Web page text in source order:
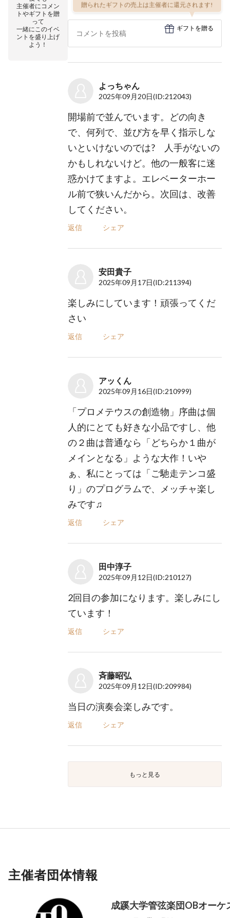
主催者にコメン
トやギフトを贈
って
一緒にこのイベ
ントを盛り上げ
よう！
贈られたギフトの売上は主催者に還元されます!
ギフトを贈る
よっちゃん
2025年09月20日(ID:212043)
開場前で並んでいます。どの向き
で、何列で、並び方を早く指示しな
いといけないのでは? 人手がないの
かもしれないけど。他の一般客に迷
惑かけてますよ。エレベーターホー
ル前で狭いんだから。次回は、改善
してください。
返信 シェア
安田貴子
2025年09月17日(ID:211394)
楽しみにしています！頑張ってくだ
さい
返信 シェア
アッくん
2025年09月16日(ID:210999)
「プロメテウスの創造物」序曲は個
人的にとても好きな小品ですし、他
の２曲は普通なら「どちらか１曲が
メインとなる」ような大作！いや
ぁ、私にとっては「ご馳走テンコ盛
り」のプログラムで、メッチャ楽し
みです♫
返信 シェア
田中淳子
2025年09月12日(ID:210127)
2回目の参加になります。楽しみにし
ています！
返信 シェア
斉藤昭弘
2025年09月12日(ID:209984)
当日の演奏会楽しみです。
返信 シェア
もっと見る
主催者団体情報
成蹊大学管弦楽団OBオーケ